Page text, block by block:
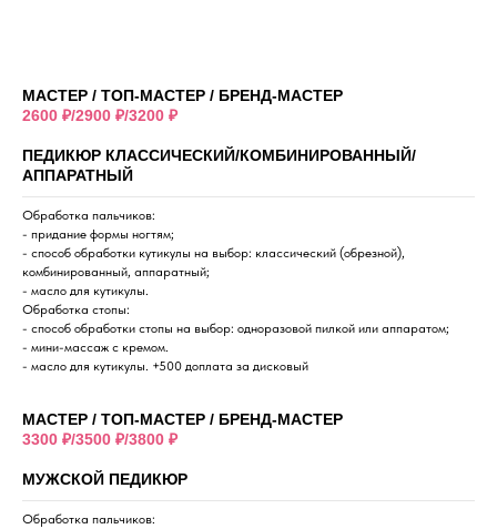
МАСТЕР / ТОП-МАСТЕР / БРЕНД-МАСТЕР
2600 ₽/2900 ₽/3200 ₽
ПЕДИКЮР КЛАССИЧЕСКИЙ/КОМБИНИРОВАННЫЙ/
АППАРАТНЫЙ
Обработка пальчиков:
- придание формы ногтям;
- способ обработки кутикулы на выбор: классический (обрезной),
комбинированный, аппаратный;
- масло для кутикулы.
Обработка стопы:
- способ обработки стопы на выбор: одноразовой пилкой или аппаратом;
- мини-массаж с кремом.
- масло для кутикулы. +500 доплата за дисковый
МАСТЕР / ТОП-МАСТЕР / БРЕНД-МАСТЕР
3300 ₽/3500 ₽/3800 ₽
МУЖСКОЙ ПЕДИКЮР
Обработка пальчиков: